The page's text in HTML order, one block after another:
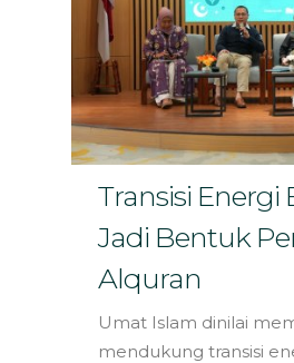
Sorotan Berita
Bahasa
Transisi Energi
Jadi Bentuk
Alquran
Umat Islam dinilai
mendukung transisi